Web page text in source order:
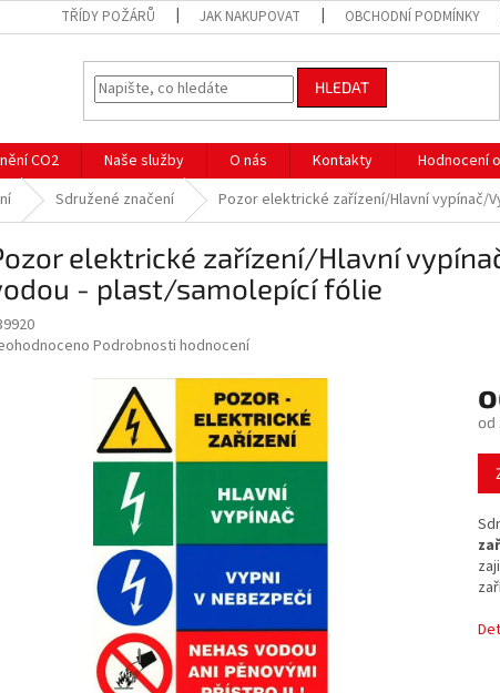
TŘÍDY POŽÁRŮ JAK NAKUPOVAT OBCHODNÍ PODMÍNKY
HLEDAT
CO2 Naše služby O nás Kontakty Hodnocení
Sdružené značení Pozor elektrické zařízení/Hlavní vypínač/
elektrické zařízení/Hlavní
- plast/samolepící fólie
Podrobnosti hodnocení
od